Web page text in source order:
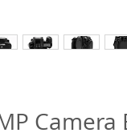
Camera